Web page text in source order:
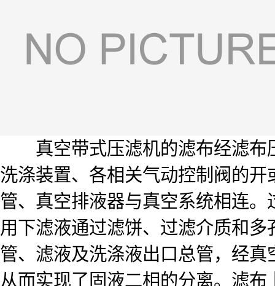
真空带式压滤机的滤布经滤布
洗涤装置、各相关气动控制阀的
管、真空排液器与真空系统相连
用下滤液通过滤饼、过滤介质和
管、滤液及洗涤液出口总管，经
从而实现了固液二相的分离。滤